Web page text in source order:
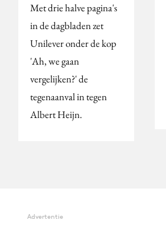
Met drie halve pagina's
in de dagbladen zet
Unilever onder de kop
'Ah, we gaan
vergelijken?' de
tegenaanval in tegen
Albert Heijn.
Advertentie